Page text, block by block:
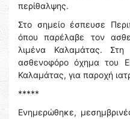
περίθαλψης.
Στο σημείο έσπευσε
όπου παρέλαβε τον
λιμένα Καλαμάτας. Στη
ασθενοφόρο όχημα του
Καλαμάτας, για παροχή
*****
Ενημερώθηκε,